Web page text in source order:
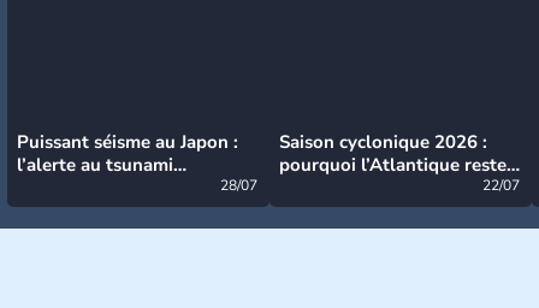
Puissant séisme au Japon :
l’alerte au tsunami
28/07
Saison cyclonique 2026 :
pourquoi l’Atlantique reste
22/07